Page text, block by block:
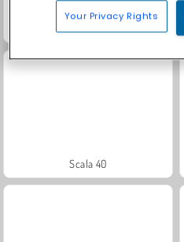
Royal Story
Scala 40
Your Privacy Rights